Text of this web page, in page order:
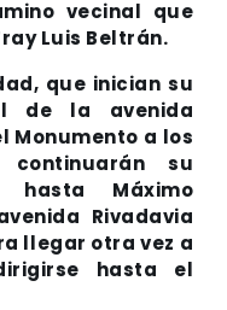
vecinal que
Luis Beltrán.
que inician su
de la avenida
Monumento a los
su
hasta Máximo
Rivadavia
llegar otra vez a
hasta el